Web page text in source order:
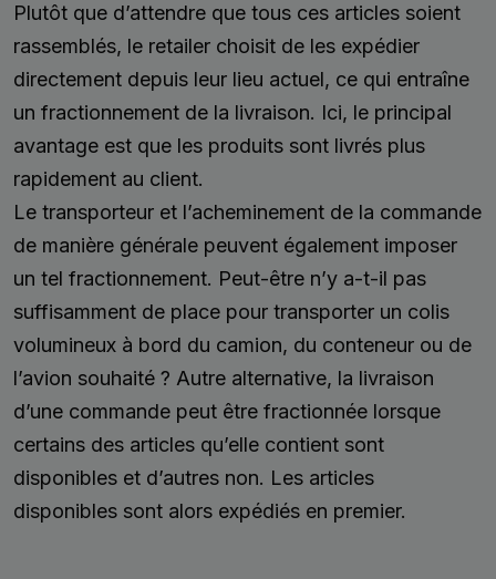
Plutôt que d’attendre que tous ces articles soient
rassemblés, le retailer choisit de les expédier
directement depuis leur lieu actuel, ce qui entraîne
un fractionnement de la livraison. Ici, le principal
avantage est que les produits sont livrés plus
rapidement au client.
Le transporteur et l’acheminement de la commande
de manière générale peuvent également imposer
un tel fractionnement. Peut-être n’y a-t-il pas
suffisamment de place pour transporter un colis
volumineux à bord du camion, du conteneur ou de
l’avion souhaité ? Autre alternative, la livraison
d’une commande peut être fractionnée lorsque
certains des articles qu’elle contient sont
disponibles et d’autres non. Les articles
disponibles sont alors expédiés en premier.